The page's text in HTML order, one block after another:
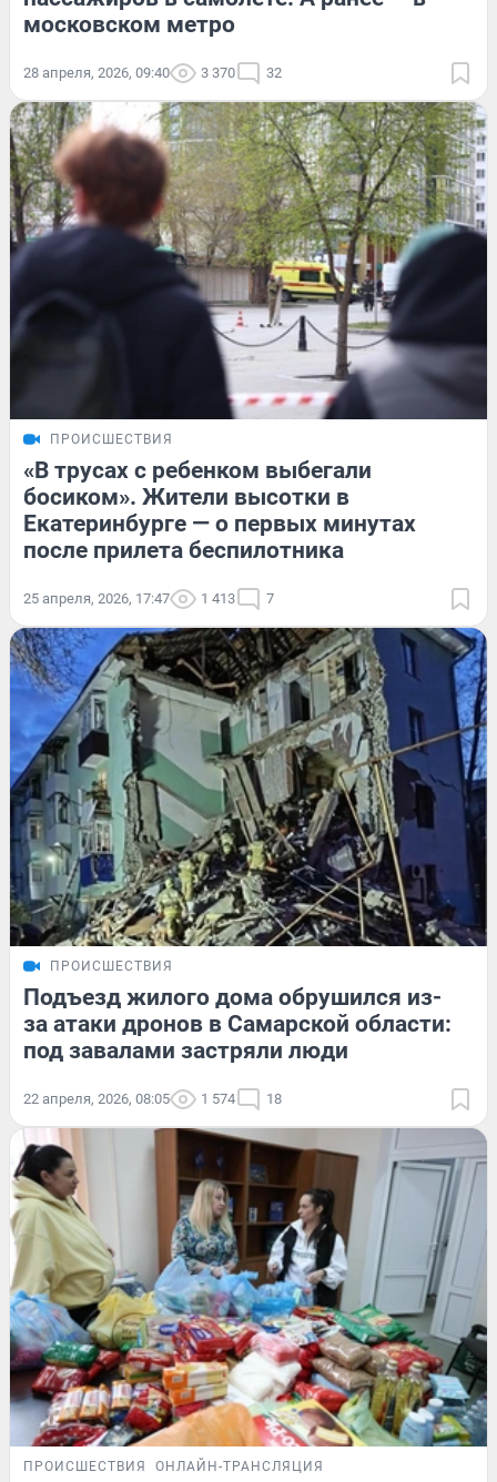
московском метро
28 апреля, 2026, 09:40 3 370 32
ПРОИСШЕСТВИЯ
«В трусах с ребенком выбегали
босиком». Жители высотки в
Екатеринбурге — о первых минутах
после прилета беспилотника
25 апреля, 2026, 17:47 1 413 7
ПРОИСШЕСТВИЯ
Подъезд жилого дома обрушился из-
за атаки дронов в Самарской области:
под завалами застряли люди
22 апреля, 2026, 08:05 1 574 18
ПРОИСШЕСТВИЯ ОНЛАЙН-ТРАНСЛЯЦИЯ